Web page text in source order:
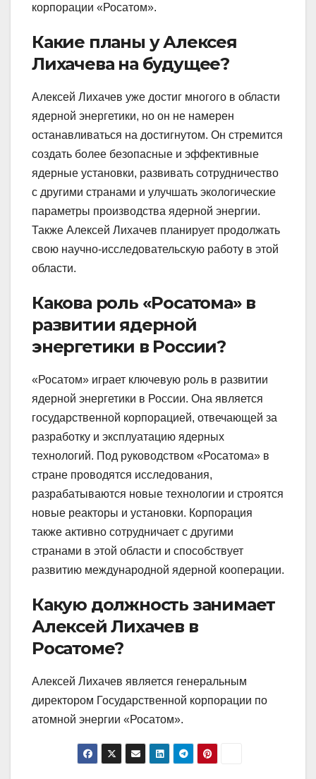
корпорации «Росатом».
Какие планы у Алексея
Лихачева на будущее?
Алексей Лихачев уже достиг многого в области
ядерной энергетики, но он не намерен
останавливаться на достигнутом. Он стремится
создать более безопасные и эффективные
ядерные установки, развивать сотрудничество
с другими странами и улучшать экологические
параметры производства ядерной энергии.
Также Алексей Лихачев планирует продолжать
свою научно-исследовательскую работу в этой
области.
Какова роль «Росатома» в
развитии ядерной
энергетики в России?
«Росатом» играет ключевую роль в развитии
ядерной энергетики в России. Она является
государственной корпорацией, отвечающей за
разработку и эксплуатацию ядерных
технологий. Под руководством «Росатома» в
стране проводятся исследования,
разрабатываются новые технологии и строятся
новые реакторы и установки. Корпорация
также активно сотрудничает с другими
странами в этой области и способствует
развитию международной ядерной кооперации.
Какую должность занимает
Алексей Лихачев в
Росатоме?
Алексей Лихачев является генеральным
директором Государственной корпорации по
атомной энергии «Росатом».